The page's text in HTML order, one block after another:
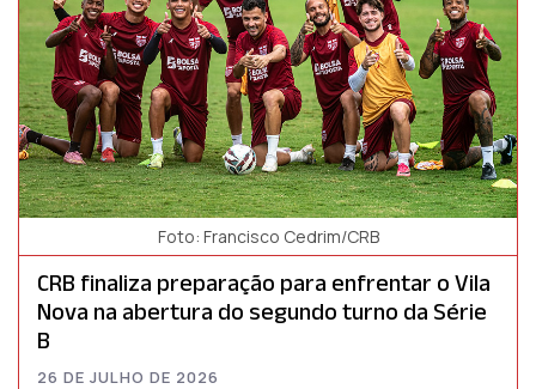
Foto: Francisco Cedrim/CRB
CRB finaliza preparação para enfrentar o Vila
Nova na abertura do segundo turno da Série
B
26 DE JULHO DE 2026